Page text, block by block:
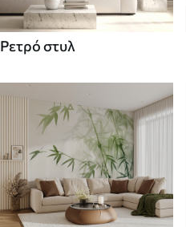
Ρετρό στυλ